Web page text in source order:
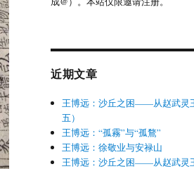
近期文章
王博远：沙丘之困——从赵武灵
五）
王博远：“孤霧”与“孤鶩”
王博远：徐敬业与安禄山
王博远：沙丘之困——从赵武灵